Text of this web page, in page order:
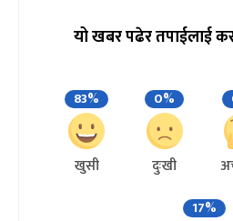
यो खबर पढेर तपाईलाई
83%
खुसी
0%
दुःखी
17%